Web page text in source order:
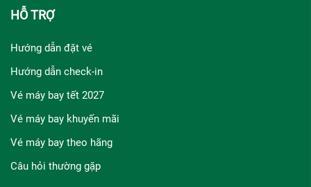
HỖ TRỢ
Hướng dẫn đặt vé
Hướng dẫn check-in
Vé máy bay tết 2027
Vé máy bay khuyến mãi
Vé máy bay theo hãng
Câu hỏi thường gặp